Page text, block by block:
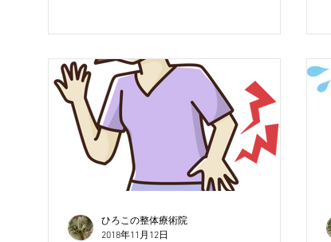
ひろこの整体療術院
2018年11月12日